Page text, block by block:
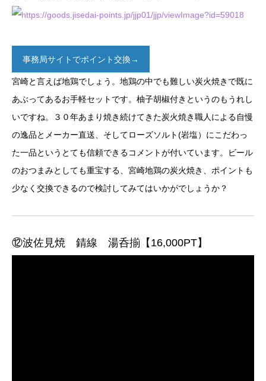
事務局サイトでポイント交換→
宮崎と言えば地鶏でしょう。地鶏の中でも難しい炭火焼きで既に
あぶってあるお手軽セットです。柚子胡椒付きというのもうれし
いですね。３０年あまり焼き続けてきた炭火焼き職人による自慢
の逸品とメーカー直送、そしてローズソルト(岩塩）にこだわっ
た一品というとても信頼できるコメントが付いています。ビール
のおつまみとしても重宝する、宮崎地鶏の炭火焼き、ポイントも
少なく交換できるので検討してみてはいかがでしょうか？
⑫波佐見焼 錆線 湯呑揃【16,000PT】